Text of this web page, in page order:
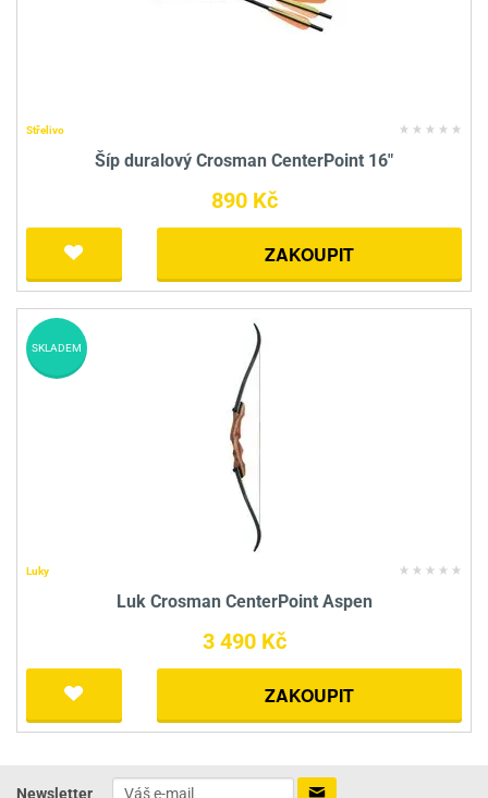
Střelivo
Šíp duralový Crosman CenterPoint 16"
890 Kč
ZAKOUPIT
Luky
Luk Crosman CenterPoint Aspen
3 490 Kč
ZAKOUPIT
SKLADEM
Newsletter